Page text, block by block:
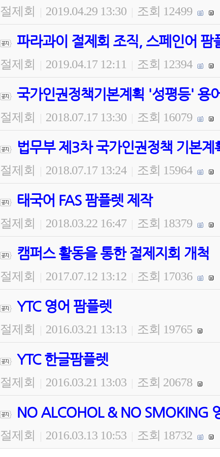
절제회 2019.04.29 13:30 조회 12499
파라과이 절제회 조직, 스페인어 팜
절제회 2019.04.17 12:11 조회 12394
국가인권정책기본계획 '성평등' 용
절제회 2018.07.17 13:30 조회 16079
법무부 제3차 국가인권정책 기본계
절제회 2018.07.17 13:24 조회 15964
태국어 FAS 팜플렛 제작
절제회 2018.03.22 16:47 조회 18379
캠퍼스 활동을 통한 절제지회 개척
절제회 2017.07.12 13:12 조회 17036
YTC 영어 팜플렛
절제회 2016.03.21 13:13 조회 19765
YTC 한글팜플렛
절제회 2016.03.21 13:03 조회 20678
NO ALCOHOL & NO SMOKING
절제회 2016.03.13 10:53 조회 18732